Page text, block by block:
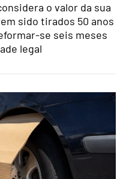
o valor da sua
sido tirados 50 anos
se seis meses
legal